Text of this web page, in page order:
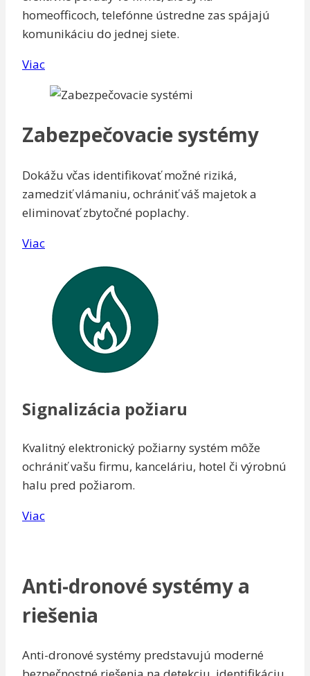
homeofficoch, telefónne ústredne zas spájajú
komunikáciu do jednej siete.
Viac
Zabezpečovacie systémy
Dokážu včas identifikovať možné riziká,
zamedziť vlámaniu, ochrániť váš majetok a
eliminovať zbytočné poplachy.
Viac
Signalizácia požiaru
Kvalitný elektronický požiarny systém môže
ochrániť vašu firmu, kanceláriu, hotel či výrobnú
halu pred požiarom.
Viac
Anti-dronové systémy a
riešenia
Anti-dronové systémy predstavujú moderné